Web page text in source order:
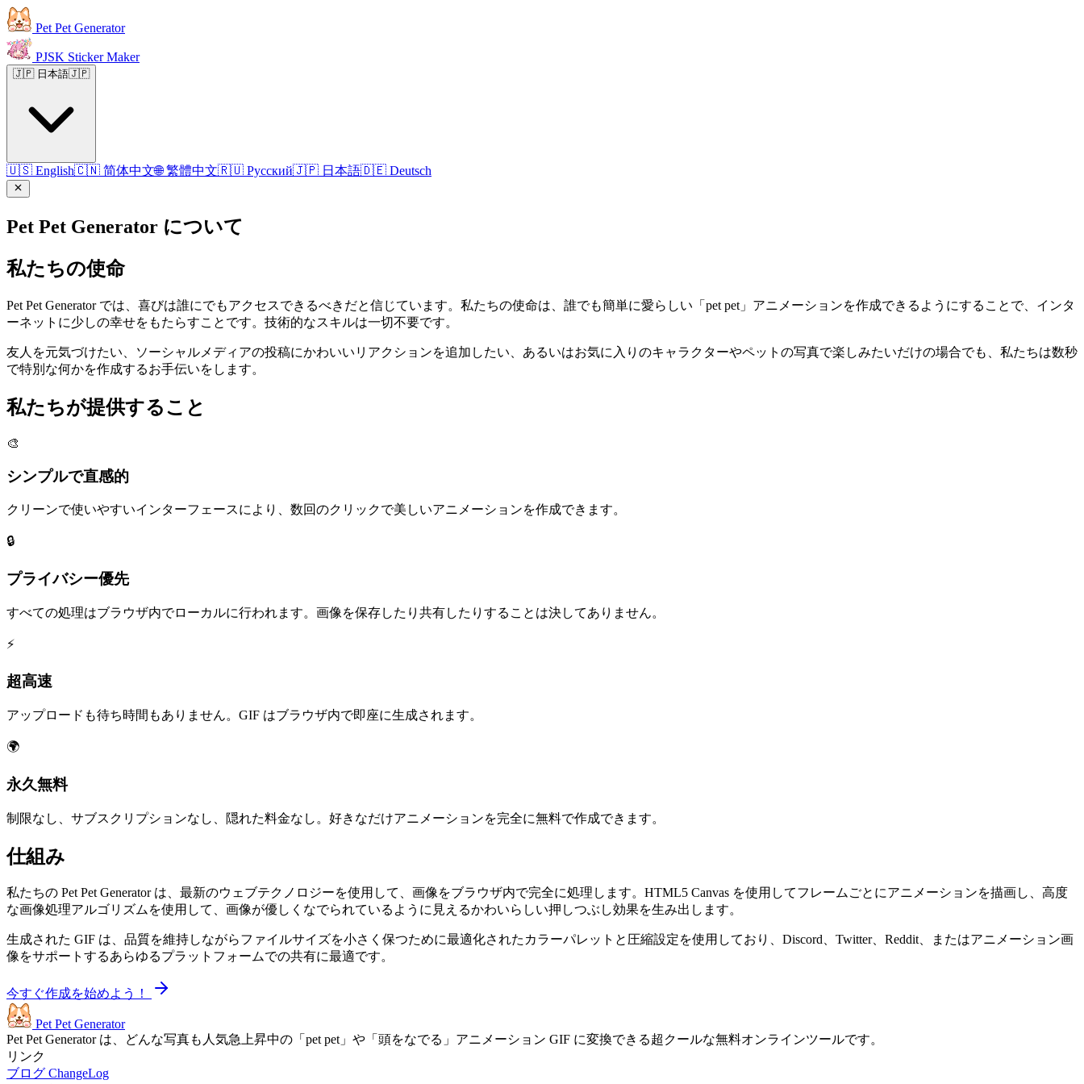
Pet Pet Generator
PJSK Sticker Maker
🇯🇵 日本語🇯🇵
🇺🇸 English🇨🇳 简体中文🌐 繁體中文🇷🇺 Русский🇯🇵 日本語🇩🇪 Deutsch
Pet Pet Generator について
私たちの使命
Pet Pet Generator では、喜びは誰にでもアクセスできるべきだと信じています。私たちの使命は、誰でも簡単に愛らしい「pet pet」アニメーションを作成できるようにすることで、インタ
ーネットに少しの幸せをもたらすことです。技術的なスキルは一切不要です。
友人を元気づけたい、ソーシャルメディアの投稿にかわいいリアクションを追加したい、あるいはお気に入りのキャラクターやペットの写真で楽しみたいだけの場合でも、私たちは数秒
で特別な何かを作成するお手伝いをします。
私たちが提供すること
🎨
シンプルで直感的
クリーンで使いやすいインターフェースにより、数回のクリックで美しいアニメーションを作成できます。
🔒
プライバシー優先
すべての処理はブラウザ内でローカルに行われます。画像を保存したり共有したりすることは決してありません。
⚡
超高速
アップロードも待ち時間もありません。GIF はブラウザ内で即座に生成されます。
🌍
永久無料
制限なし、サブスクリプションなし、隠れた料金なし。好きなだけアニメーションを完全に無料で作成できます。
仕組み
私たちの Pet Pet Generator は、最新のウェブテクノロジーを使用して、画像をブラウザ内で完全に処理します。HTML5 Canvas を使用してフレームごとにアニメーションを描画し、高度
な画像処理アルゴリズムを使用して、画像が優しくなでられているように見えるかわいらしい押しつぶし効果を生み出します。
生成された GIF は、品質を維持しながらファイルサイズを小さく保つために最適化されたカラーパレットと圧縮設定を使用しており、Discord、Twitter、Reddit、またはアニメーション画
像をサポートするあらゆるプラットフォームでの共有に最適です。
今すぐ作成を始めよう！
Pet Pet Generator
Pet Pet Generator は、どんな写真も人気急上昇中の「pet pet」や「頭をなでる」アニメーション GIF に変換できる超クールな無料オンラインツールです。
リンク
ブログ ChangeLog